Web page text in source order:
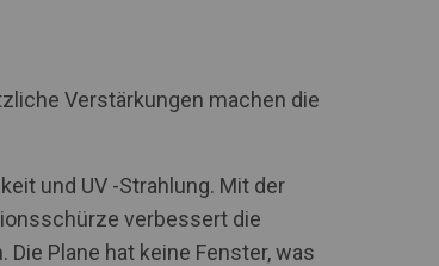
Verstärkungen machen die
und UV -Strahlung. Mit der
verbessert die
Plane hat keine Fenster, was